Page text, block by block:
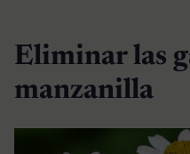
Eliminar las
manzanilla